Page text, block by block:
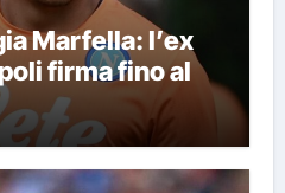
Marfella: l’ex
firma fino al